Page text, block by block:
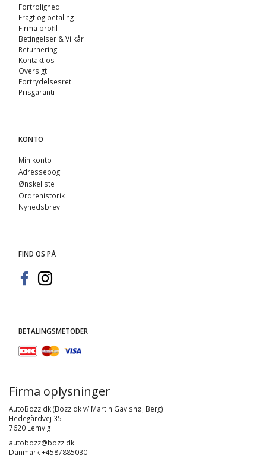
Fortrolighed
Fragt og betaling
Firma profil
Betingelser & Vilkår
Returnering
Kontakt os
Oversigt
Fortrydelsesret
Prisgaranti
KONTO
Min konto
Adressebog
Ønskeliste
Ordrehistorik
Nyhedsbrev
FIND OS PÅ
BETALINGSMETODER
Firma oplysninger
AutoBozz.dk (Bozz.dk v/ Martin Gavlshøj Berg)
Hedegårdvej 35
7620 Lemvig
autobozz@bozz.dk
Danmark +4587885030